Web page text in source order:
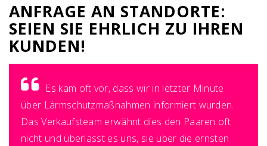
ANFRAGE AN STANDORTE:
SEIEN SIE EHRLICH ZU IHREN
KUNDEN!
Es kam oft vor, dass wir in letzter Minute
über Lärmschutzmaßnahmen informiert wurden.
Das Verkaufsteam erwähnt dies den Paaren oft
nicht und überlässt es uns, sie über die ernsten